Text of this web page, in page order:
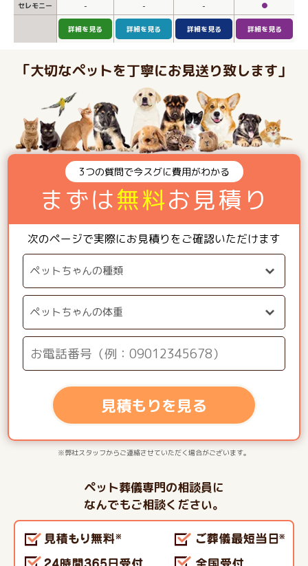
セレモニー
- - - ●
詳細を見る 詳細を見る 詳細を見る 詳細を見る
「大切なペットを丁寧にお見送り致します」
3つの質問で今スグに費用がわかる
まずは無料お見積り
次のページで実際にお見積りをご確認いただけます
見積もりを見る
※弊社スタッフからご連絡させていただく場合がございます。
ペット葬儀専門の相談員に
なんでもご相談ください。